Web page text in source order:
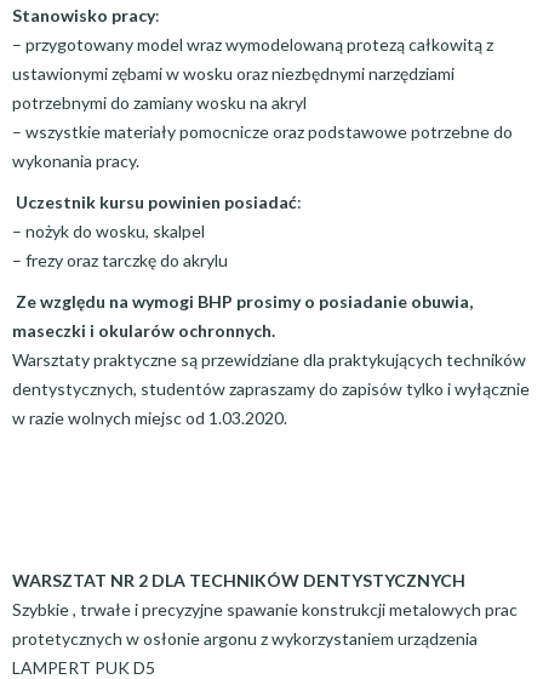
Stanowisko pracy:
– przygotowany model wraz wymodelowaną protezą całkowitą z
ustawionymi zębami w wosku oraz niezbędnymi narzędziami
potrzebnymi do zamiany wosku na akryl
– wszystkie materiały pomocnicze oraz podstawowe potrzebne do
wykonania pracy.
Uczestnik kursu powinien posiadać:
– nożyk do wosku, skalpel
– frezy oraz tarczkę do akrylu
Ze względu na wymogi BHP prosimy o posiadanie obuwia,
maseczki i okularów ochronnych.
Warsztaty praktyczne są przewidziane dla praktykujących techników
dentystycznych, studentów zapraszamy do zapisów tylko i wyłącznie
w razie wolnych miejsc od 1.03.2020.
WARSZTAT NR 2 DLA TECHNIKÓW DENTYSTYCZNYCH
Szybkie , trwałe i precyzyjne spawanie konstrukcji metalowych prac
protetycznych w osłonie argonu z wykorzystaniem urządzenia
LAMPERT PUK D5